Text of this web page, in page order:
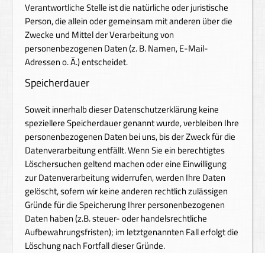
Verantwortliche Stelle ist die natürliche oder juristische
Person, die allein oder gemeinsam mit anderen über die
Zwecke und Mittel der Verarbeitung von
personenbezogenen Daten (z. B. Namen, E-Mail-
Adressen o. Ä.) entscheidet.
Speicherdauer
Soweit innerhalb dieser Datenschutzerklärung keine
speziellere Speicherdauer genannt wurde, verbleiben Ihre
personenbezogenen Daten bei uns, bis der Zweck für die
Datenverarbeitung entfällt. Wenn Sie ein berechtigtes
Löschersuchen geltend machen oder eine Einwilligung
zur Datenverarbeitung widerrufen, werden Ihre Daten
gelöscht, sofern wir keine anderen rechtlich zulässigen
Gründe für die Speicherung Ihrer personenbezogenen
Daten haben (z.B. steuer- oder handelsrechtliche
Aufbewahrungsfristen); im letztgenannten Fall erfolgt die
Löschung nach Fortfall dieser Gründe.